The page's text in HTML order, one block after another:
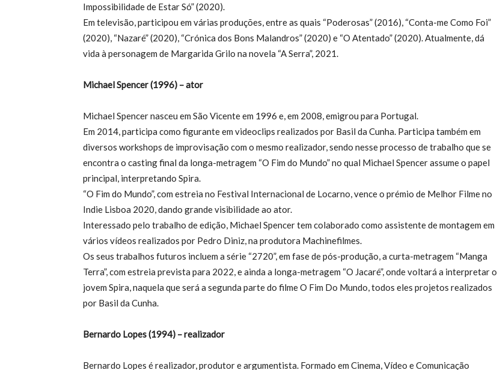
Impossibilidade de Estar Só” (2020).
Em televisão, participou em várias produções, entre as quais “Poderosas” (2016), “Conta-me Como Foi”
(2020), “Nazaré” (2020), “Crónica dos Bons Malandros” (2020) e “O Atentado” (2020). Atualmente, dá
vida à personagem de Margarida Grilo na novela “A Serra”, 2021.
Michael Spencer (1996) – ator
Michael Spencer nasceu em São Vicente em 1996 e, em 2008, emigrou para Portugal.
Em 2014, participa como figurante em videoclips realizados por Basil da Cunha. Participa também em
diversos workshops de improvisação com o mesmo realizador, sendo nesse processo de trabalho que se
encontra o casting final da longa-metragem “O Fim do Mundo” no qual Michael Spencer assume o papel
principal, interpretando Spira.
“O Fim do Mundo”, com estreia no Festival Internacional de Locarno, vence o prémio de Melhor Filme no
Indie Lisboa 2020, dando grande visibilidade ao ator.
Interessado pelo trabalho de edição, Michael Spencer tem colaborado como assistente de montagem em
vários vídeos realizados por Pedro Diniz, na produtora Machinefilmes.
Os seus trabalhos futuros incluem a série “2720”, em fase de pós-produção, a curta-metragem “Manga
Terra”, com estreia prevista para 2022, e ainda a longa-metragem “O Jacaré”, onde voltará a interpretar o
jovem Spira, naquela que será a segunda parte do filme O Fim Do Mundo, todos eles projetos realizados
por Basil da Cunha.
Bernardo Lopes (1994) – realizador
Bernardo Lopes é realizador, produtor e argumentista. Formado em Cinema, Vídeo e Comunicação